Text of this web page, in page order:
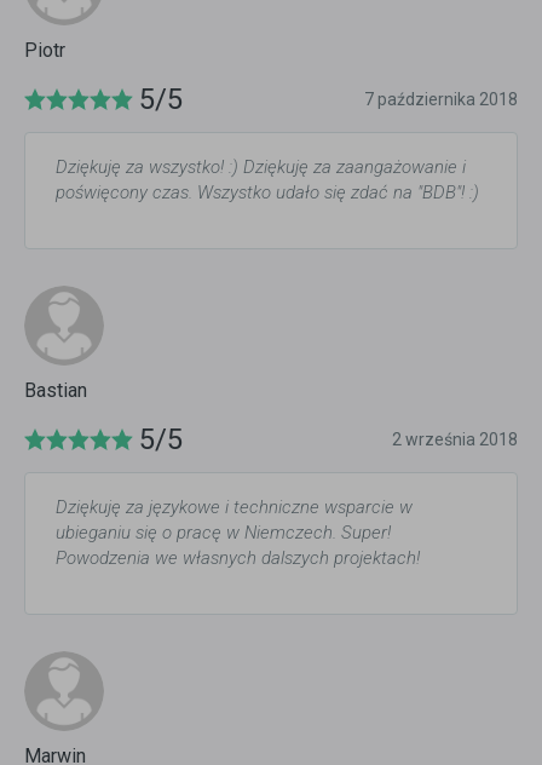
Piotr
5/5 7 października 2018
Dziękuję za wszystko! :) Dziękuję za zaangażowanie i
poświęcony czas. Wszystko udało się zdać na "BDB"! :)
Bastian
5/5 2 września 2018
Dziękuję za językowe i techniczne wsparcie w
ubieganiu się o pracę w Niemczech. Super!
Powodzenia we własnych dalszych projektach!
Marwin